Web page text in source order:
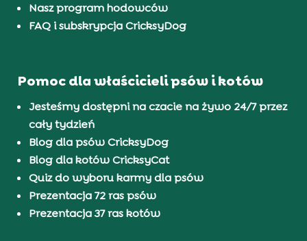
Nasz program hodowców
FAQ i subskrypcja CricksyDog
Pomoc dla właścicieli psów i kotów
Jesteśmy dostępni na czacie na żywo 24/7 przez
cały tydzień
Blog dla psów CricksyDog
Blog dla kotów CricksyCat
Quiz do wyboru karmy dla psów
Prezentacja 72 ras psów
Prezentacja 37 ras kotów